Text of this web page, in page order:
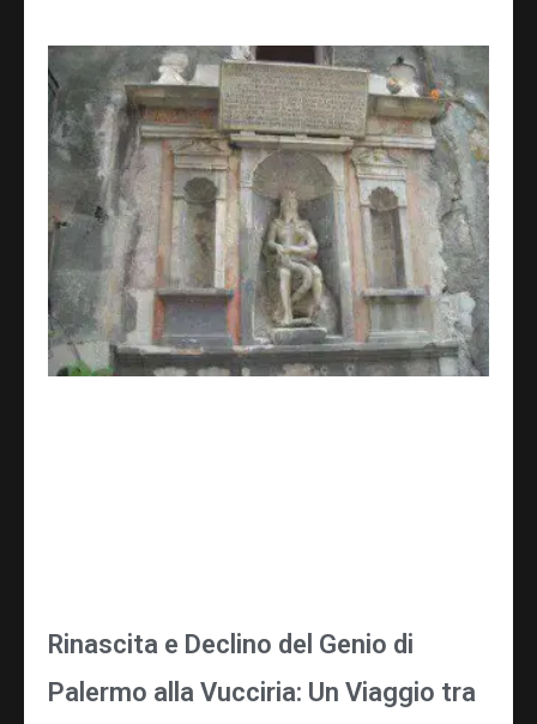
Rinascita e Declino del Genio di
Palermo alla Vucciria: Un Viaggio tra